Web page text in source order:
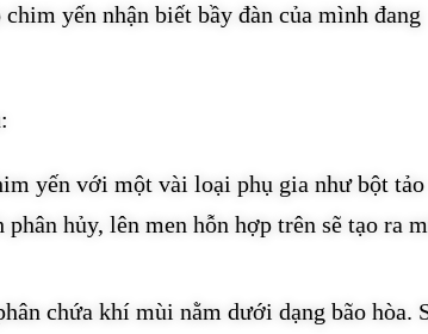
yến nhận biết bầy đàn của mình đang
yến với một vài loại phụ gia như bột tảo
hủy, lên men hỗn hợp trên sẽ tạo ra
chứa khí mùi nằm dưới dạng bão hòa.